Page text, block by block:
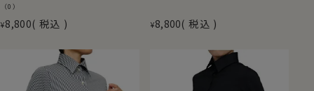
（0）
¥8,800 税込 ¥8,800 税込